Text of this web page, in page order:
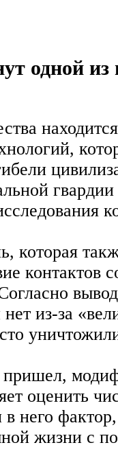
одной
которая
контактов
из-за
оценить
него
жизни с